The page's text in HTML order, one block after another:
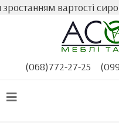
вартості
(068)772-27-25